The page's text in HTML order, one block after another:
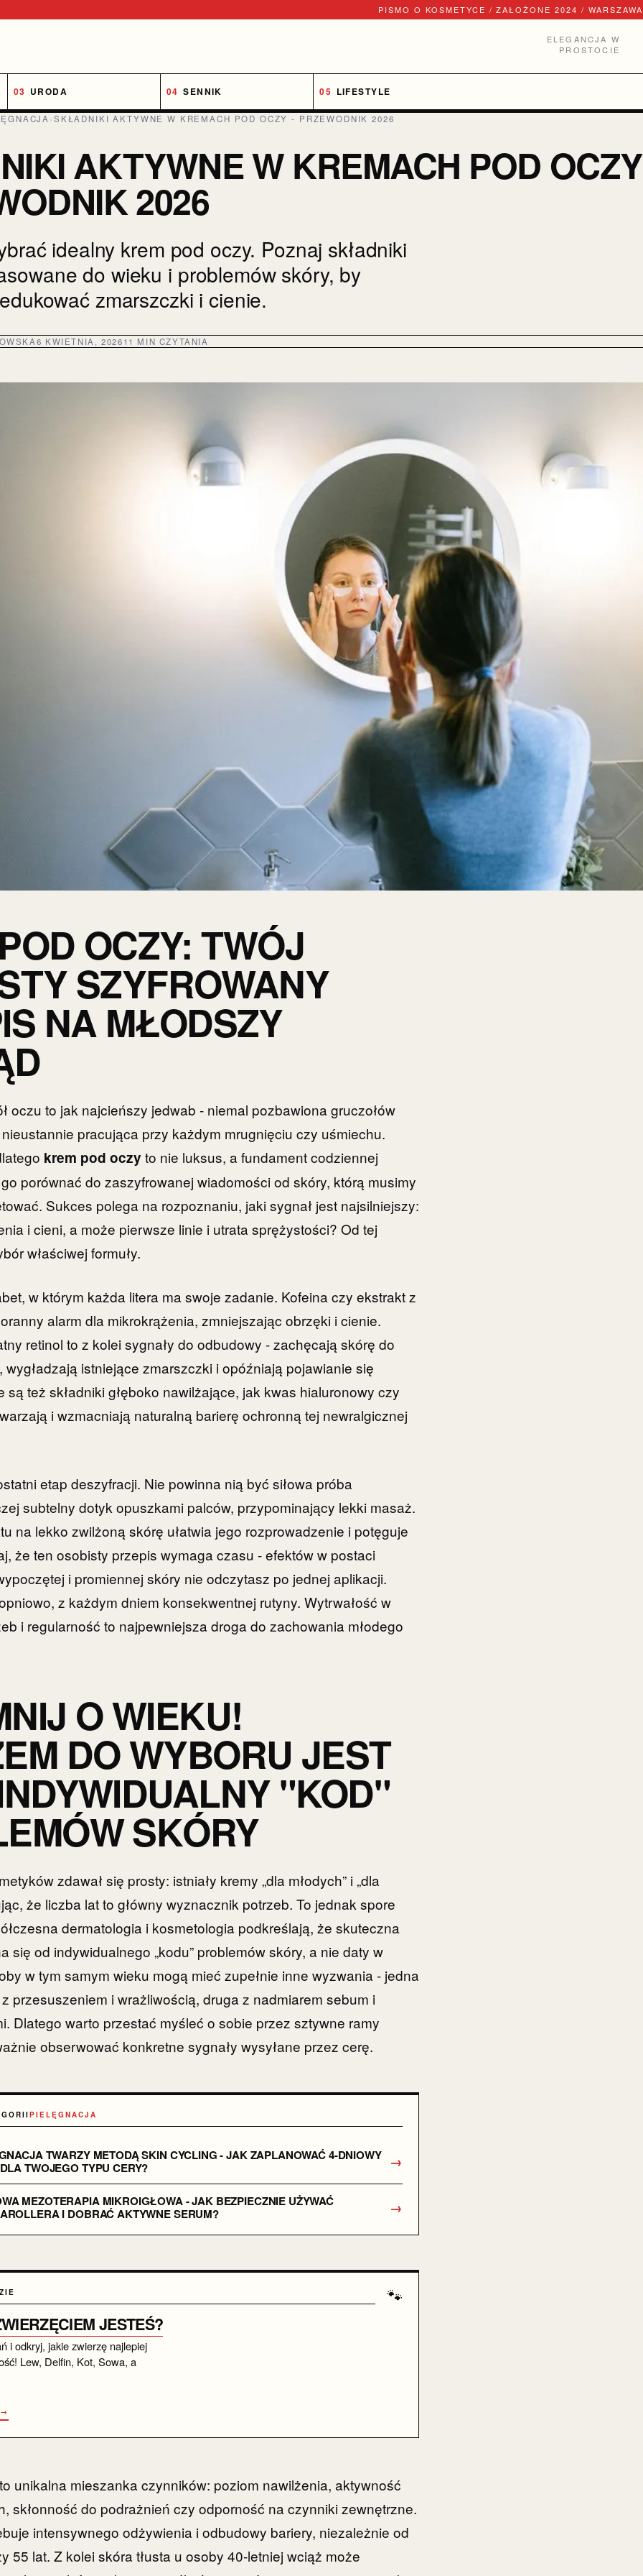
PISMO O KOSMETYCE / ZAŁOŻONE 2024 / WARSZAWA
ELEGANCJA W
PROSTOCIE
URODA SENNIK LIFESTYLE
›SKŁADNIKI AKTYWNE W KREMACH POD OCZY - PRZEWODNIK 2026
AKTYWNE W KREMACH POD OCZY
2026
idealny krem pod oczy. Poznaj składniki
do wieku i problemów skóry, by
zmarszczki i cienie.
6 KWIETNIA, 202611 MIN CZYTANIA
OCZY: TWÓJ
SZYFROWANY
NA MŁODSZY
oczu to jak najcieńszy jedwab - niemal pozbawiona gruczołów
nieustannie pracująca przy każdym mrugnięciu czy uśmiechu.
krem pod oczy to nie luksus, a fundament codziennej
porównać do zaszyfrowanej wiadomości od skóry, którą musimy
Sukces polega na rozpoznaniu, jaki sygnał jest najsilniejszy:
i cieni, a może pierwsze linie i utrata sprężystości? Od tej
właściwej formuły.
w którym każda litera ma swoje zadanie. Kofeina czy ekstrakt z
alarm dla mikrokrążenia, zmniejszając obrzęki i cienie.
retinol to z kolei sygnały do odbudowy - zachęcają skórę do
istniejące zmarszczki i opóźniają pojawianie się
są też składniki głęboko nawilżające, jak kwas hialuronowy czy
i wzmacniają naturalną barierę ochronną tej newralgicznej
etap deszyfracji. Nie powinna nią być siłowa próba
subtelny dotyk opuszkami palców, przypominający lekki masaż.
na lekko zwilżoną skórę ułatwia jego rozprowadzenie i potęguje
że ten osobisty przepis wymaga czasu - efektów w postaci
i promiennej skóry nie odczytasz po jednej aplikacji.
z każdym dniem konsekwentnej rutyny. Wytrwałość w
i regularność to najpewniejsza droga do zachowania młodego
O WIEKU!
DO WYBORU JEST
"KOD"
SKÓRY
zdawał się prosty: istniały kremy „dla młodych” i „dla
że liczba lat to główny wyznacznik potrzeb. To jednak spore
dermatologia i kosmetologia podkreślają, że skuteczna
się od indywidualnego „kodu” problemów skóry, a nie daty w
w tym samym wieku mogą mieć zupełnie inne wyzwania - jedna
przesuszeniem i wrażliwością, druga z nadmiarem sebum i
Dlatego warto przestać myśleć o sobie przez sztywne ramy
obserwować konkretne sygnały wysyłane przez cerę.
PIELĘGNACJA
TWARZY METODĄ SKIN CYCLING - JAK ZAPLANOWAĆ 4-DNIOWY
TWOJEGO TYPU CERY?
→
MEZOTERAPIA MIKROIGŁOWA - JAK BEZPIECZNIE UŻYWAĆ
I DOBRAĆ AKTYWNE SERUM?
→
🐾
JESTEŚ?
i odkryj, jakie zwierzę najlepiej
Lew, Delfin, Kot, Sowa, a
unikalna mieszanka czynników: poziom nawilżenia, aktywność
skłonność do podrażnień czy odporność na czynniki zewnętrzne.
intensywnego odżywienia i odbudowy bariery, niezależnie od
55 lat. Z kolei skóra tłusta u osoby 40-letniej wciąż może